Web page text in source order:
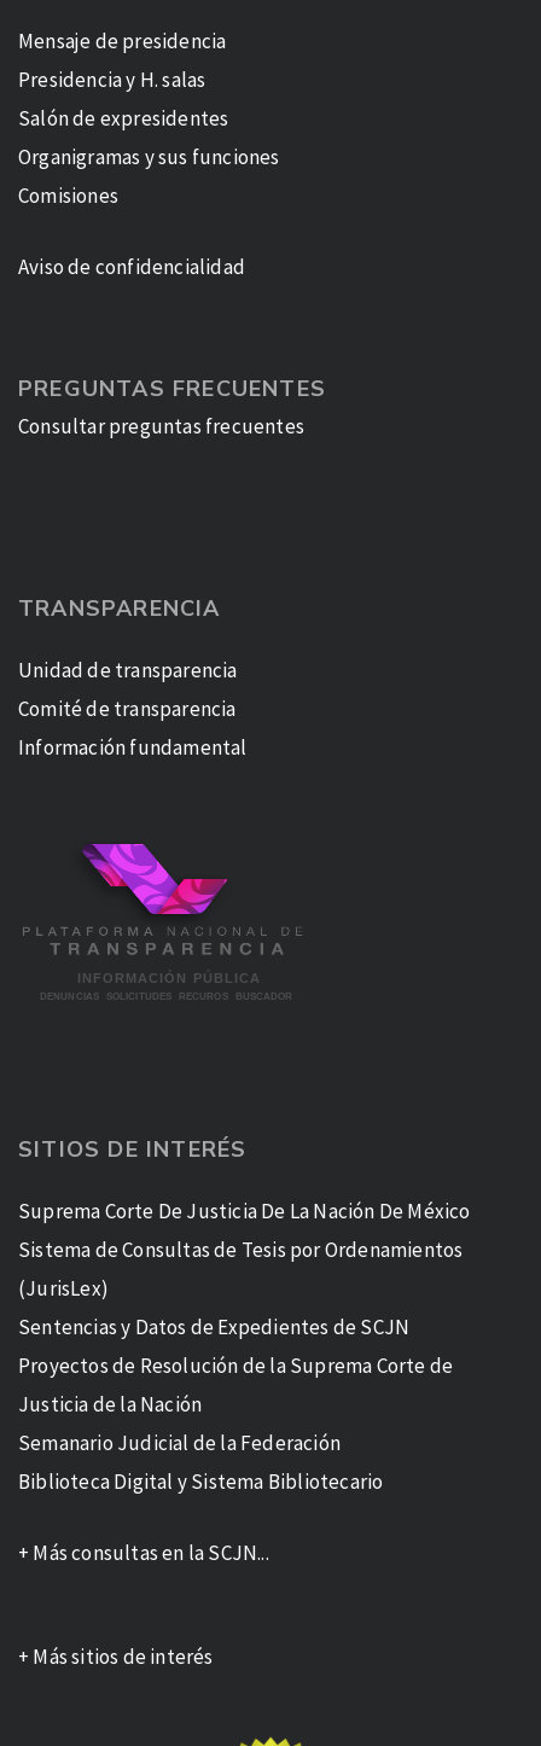
Mensaje de presidencia
Presidencia y H. salas
Salón de expresidentes
Organigramas y sus funciones
Comisiones
Aviso de confidencialidad
PREGUNTAS FRECUENTES
Consultar preguntas frecuentes
TRANSPARENCIA
Unidad de transparencia
Comité de transparencia
Información fundamental
SITIOS DE INTERÉS
Suprema Corte De Justicia De La Nación De México
Sistema de Consultas de Tesis por Ordenamientos
(JurisLex)
Sentencias y Datos de Expedientes de SCJN
Proyectos de Resolución de la Suprema Corte de
Justicia de la Nación
Semanario Judicial de la Federación
Biblioteca Digital y Sistema Bibliotecario
+ Más consultas en la SCJN...
+ Más sitios de interés